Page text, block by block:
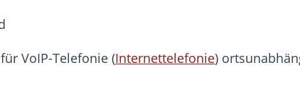
VoIP-Telefonie (Internettelefonie)